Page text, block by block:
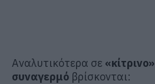
Αναλυτικότερα σε «κίτρινο»
συναγερμό βρίσκονται: